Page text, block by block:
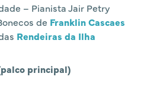
– Pianista Jair Petry
de Franklin Cascaes
Rendeiras da Ilha
principal)